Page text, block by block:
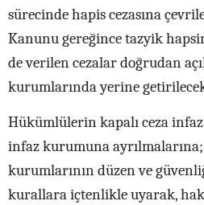
sürecinde hapis cezasına
Kanunu gereğince tazyik
de verilen cezalar doğrudan
kurumlarında yerine
Hükümlülerin kapalı ceza
infaz kurumuna
kurumlarının düzen ve
kurallara içtenlikle uyarak,